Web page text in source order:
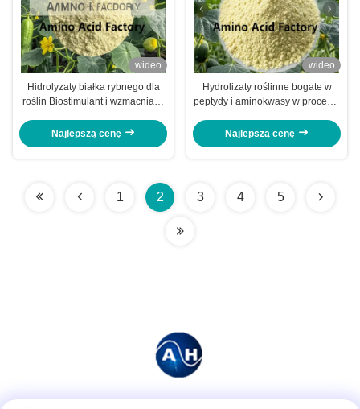
wideo
Hidrolyzaty białka rybnego dla
roślin Biostimulant i wzmacniacz
Najlepszą cenę
wideo
Hydrolizaty roślinne bogate w
peptydy i aminokwasy w procesie
Najlepszą cenę
1 2 3 4 5